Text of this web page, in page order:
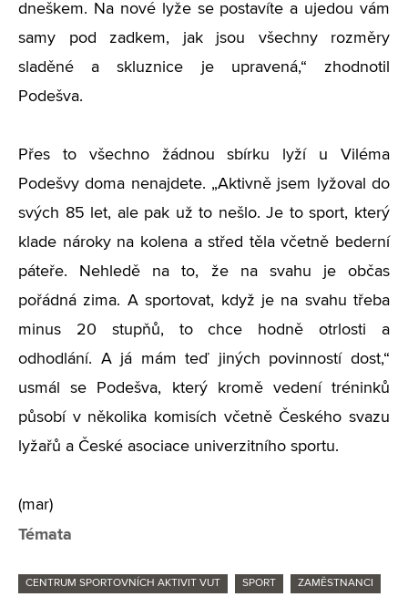
dneškem. Na nové lyže se postavíte a ujedou vám
samy pod zadkem, jak jsou všechny rozměry
sladěné a skluznice je upravená,“ zhodnotil
Podešva.
Přes to všechno žádnou sbírku lyží u Viléma
Podešvy doma nenajdete. „Aktivně jsem lyžoval do
svých 85 let, ale pak už to nešlo. Je to sport, který
klade nároky na kolena a střed těla včetně bederní
páteře. Nehledě na to, že na svahu je občas
pořádná zima. A sportovat, když je na svahu třeba
minus 20 stupňů, to chce hodně otrlosti a
odhodlání. A já mám teď jiných povinností dost,“
usmál se Podešva, který kromě vedení tréninků
působí v několika komisích včetně Českého svazu
lyžařů a České asociace univerzitního sportu.
(mar)
Témata
CENTRUM SPORTOVNÍCH AKTIVIT VUT SPORT ZAMĚSTNANCI